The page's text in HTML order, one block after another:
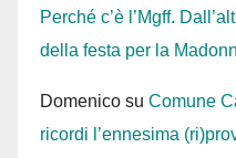
Perché c’è l’Mgff.
della festa per la
Domenico su Comune
ricordi l’ennesima